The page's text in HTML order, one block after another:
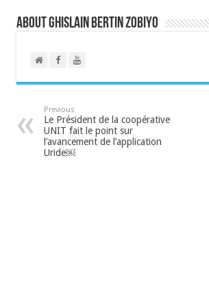
About Ghislain Bertin Zobiyo
Previous
Le Président de la coopérative
UNIT fait le point sur
l’avancement de l’application
Uride￼